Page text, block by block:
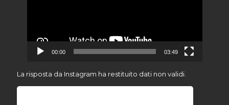
00:00 03:49
La risposta da Instagram ha restituito dati non validi.